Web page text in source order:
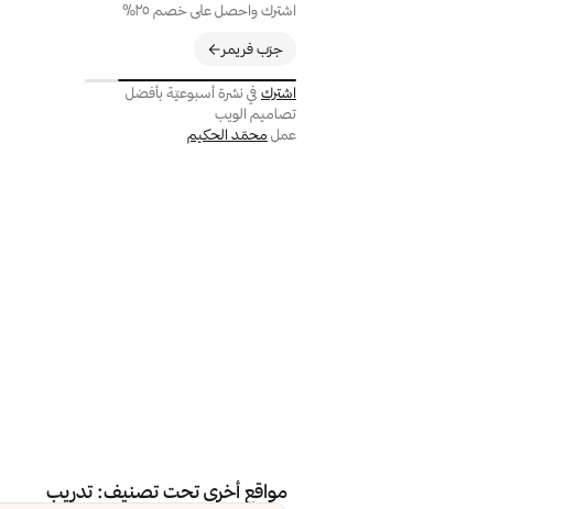
اشترك واحصل على خصم ٢٥٪
جرّب فريمر
اشترك في نشرة أسبوعيّة بأفضل
تصاميم الويب
عمل محمّد الحكيم
مواقع أخرى تحت تصنيف:تدريب